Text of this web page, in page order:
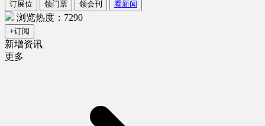
订展位 领门票 领会刊 看新闻
浏览热度：7290
+订阅
新增资讯
更多